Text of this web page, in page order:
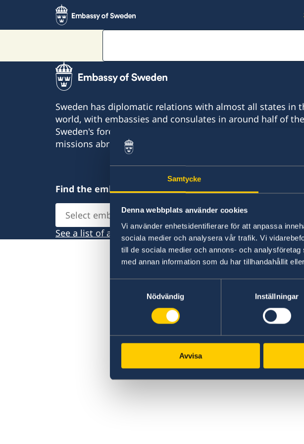
Samtycke
Denna webbplats använder cookies
Vi använder enhetsidentifierare för att anpassa
sociala medier och analysera vår trafik. Vi
till de sociala medier och annons- och
med annan information som du har tillhandahållit
Nödvändig
Inställningar
Avvisa
Sweden has diplomatic relations with almost all states in
world, with embassies and consulates in around half of
Sweden's foreign representation consists of approximately
missions abroad and 350 honorary consulates.
Find the embassy you are looking for:
Select
embassy
See a list of all embassies here